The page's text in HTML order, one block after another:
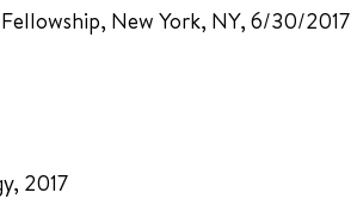
New York, NY, 6/30/2017
2017